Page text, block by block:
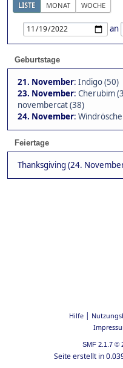
LISTE MONAT WOCHE
an
Geburtstage
21. November: Indigo (50)
23. November: Cherubim
novembercat (38)
24. November:
Feiertage
Thanksgiving (24.
Hilfe|
SMF 2.1.7 ©
Seite erstellt in